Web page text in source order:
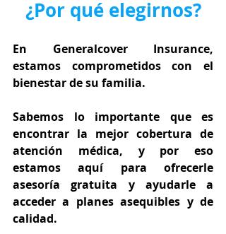
¿Por qué elegirnos?
En Generalcover Insurance,
estamos comprometidos con el
bienestar de su familia.
Sabemos lo importante que es
encontrar la mejor cobertura de
atención médica, y por eso
estamos aquí para ofrecerle
asesoría gratuita y ayudarle a
acceder a planes asequibles y de
calidad.